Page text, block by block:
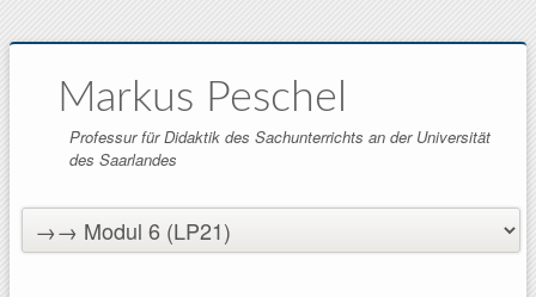
Markus Peschel
Professur für Didaktik des Sachunterrichts an der Universität
des Saarlandes